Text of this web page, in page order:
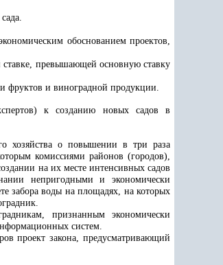
обоснованием проектов,
ставке, превышающей основную ставку
фруктов и виноградной продукции.
к созданию новых садов в
хозяйства о повышении в три раза
комиссиями районов (городов),
на их месте интенсивных садов
непригодными и экономически
забора воды на площадях, на которых
признанным экономически
систем.
проект закона, предусматривающий